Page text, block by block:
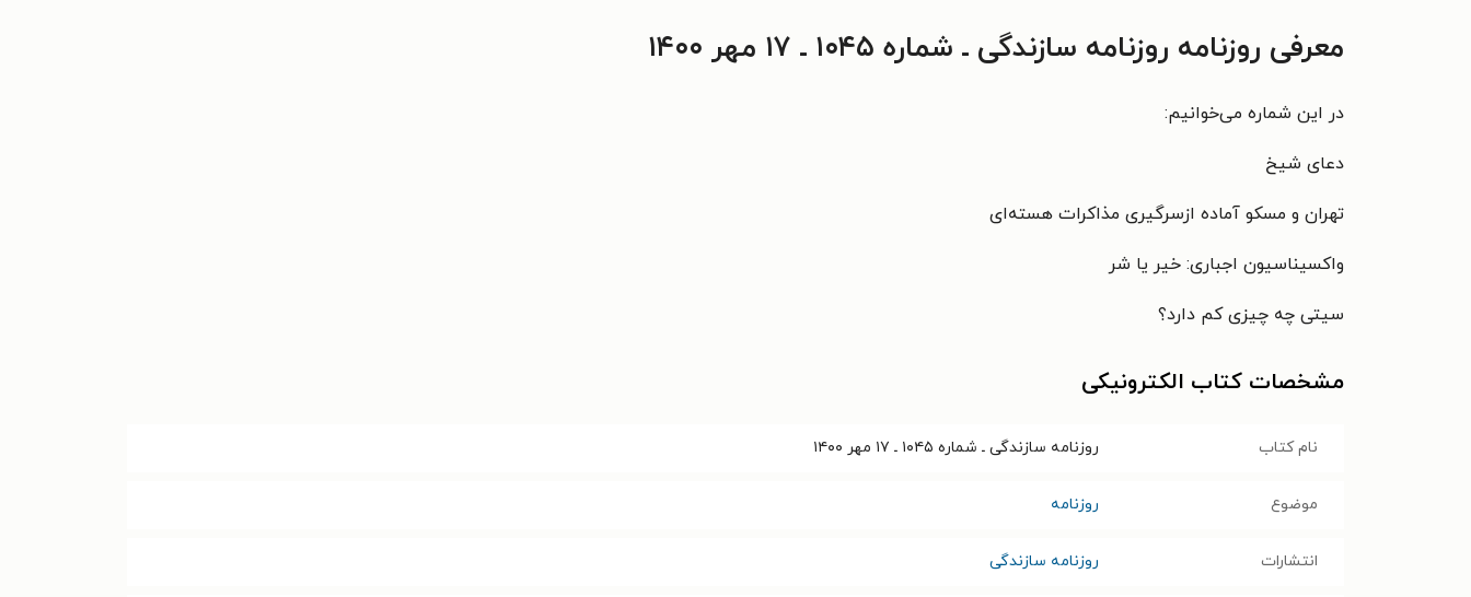
معرفی روزنامه روزنامه سازندگی ـ شماره ۱۰۴۵ ـ ۱۷ مهر ۱۴۰۰
در این شماره می‌خوانیم:
دعای شیخ
تهران و مسکو آماده ازسرگیری مذاکرات هسته‌ای
واکسیناسیون اجباری: خیر یا شر
سیتی چه چیزی کم دارد؟
مشخصات کتاب الکترونیکی
نام کتاب روزنامه سازندگی ـ شماره ۱۰۴۵ ـ ۱۷ مهر ۱۴۰۰
موضوع روزنامه
انتشارات روزنامه سازندگی